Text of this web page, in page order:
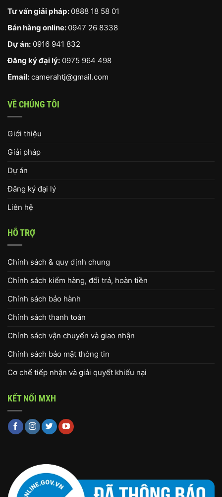
Tư vấn giải pháp: 0888 18 58 01
Bán hàng online: 0947 26 8338
Dự án: 0916 941 832
Đăng ký đại lý: 0975 964 498
Email: camerahtj@gmail.com
VỀ CHÚNG TÔI
Giới thiệu
Giải pháp
Dự án
Đăng ký đại lý
Liên hệ
HỖ TRỢ
Chính sách & quy định chung
Chính sách kiểm hàng, đổi trả, hoàn tiền
Chính sách bảo hành
Chính sách thanh toán
Chính sách vận chuyển và giao nhận
Chính sách bảo mật thông tin
Cơ chế tiếp nhận và giải quyết khiếu nại
KẾT NỐI MXH